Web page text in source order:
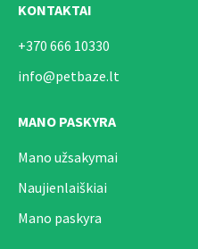
KONTAKTAI
+370 666 10330
info@petbaze.lt
MANO PASKYRA
Mano užsakymai
Naujienlaiškiai
Mano paskyra